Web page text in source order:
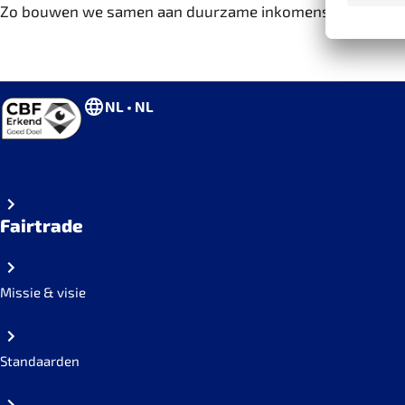
Zo bouwen we samen aan duurzame inkomens en een
NL • NL
Fairtrade
Missie & visie
Standaarden